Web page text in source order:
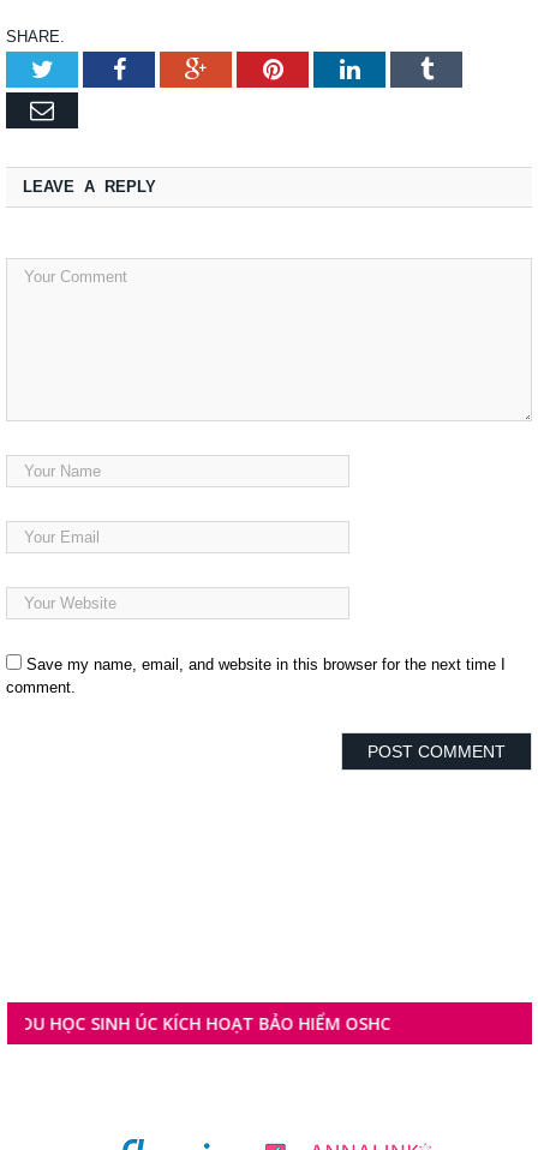
SHARE.
TwitterFacebookGoogle+PinterestLinkedInTumblr
Email
LEAVE A REPLY
Save my name, email, and website in this browser for the next time I
comment.
SINH ÚC KÍCH HOẠT BẢO HIỂM OSHC